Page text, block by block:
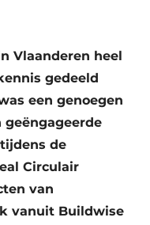
Vlaanderen heel
gedeeld
een genoegen
geëngageerde
de
Circulair
van
vanuit Buildwise